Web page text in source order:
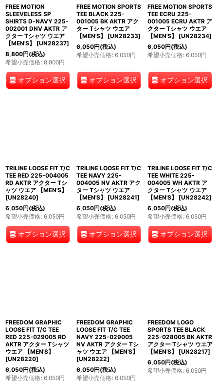
FREE MOTION
SLEEVELESS SP
SHIRTS D-NAVY 225-
002001 DNV AKTR ア
クター Tシャツ ウエア
【MEN'S】
[UN28237]
8,800円(税込)
希望小売価格: 8,800円
オプション選択
FREE MOTION SPORTS
TEE BLACK 225-
001005 BK AKTR アク
ター Tシャツ ウエア
【MEN'S】
[UN28233]
6,050円(税込)
希望小売価格: 6,050円
オプション選択
FREE MOTION SPORTS
TEE ECRU 225-
001005 ECRU AKTR ア
クター Tシャツ ウエア
【MEN'S】
[UN28234]
6,050円(税込)
希望小売価格: 6,050円
オプション選択
TRILINE LOOSE FIT T/C
TEE RED 225-004005
RD AKTR アクター Tシ
ャツ ウエア 【MEN'S】
[UN28240]
6,050円(税込)
希望小売価格: 6,050円
オプション選択
TRILINE LOOSE FIT T/C
TEE NAVY 225-
004005 NV AKTR アク
ター Tシャツ ウエア
【MEN'S】
[UN28241]
6,050円(税込)
希望小売価格: 6,050円
オプション選択
TRILINE LOOSE FIT T/C
TEE WHITE 225-
004005 WH AKTR ア
クター Tシャツ ウエア
【MEN'S】
[UN28242]
6,050円(税込)
希望小売価格: 6,050円
オプション選択
FREEDOM GRAPHIC
LOOSE FIT T/C TEE
RED 225-029005 RD
AKTR アクター Tシャツ
ウエア 【MEN'S】
[UN28220]
6,050円(税込)
希望小売価格: 6,050円
FREEDOM GRAPHIC
LOOSE FIT T/C TEE
NAVY 225-029005
NV AKTR アクター Tシ
ャツ ウエア 【MEN'S】
[UN28222]
6,050円(税込)
希望小売価格: 6,050円
FREEDOM LOGO
SPORTS TEE BLACK
225-028005 BK AKTR
アクター Tシャツ ウエア
【MEN'S】
[UN28217]
6,050円(税込)
希望小売価格: 6,050円